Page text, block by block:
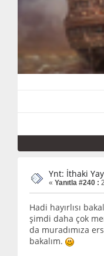
Ynt: İthaki
« Yanıtla #240 :
Hadi hayırlısı
şimdi daha çok
da muradımıza
bakalım.